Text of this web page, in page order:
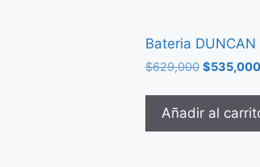
Bateria
$629,000 $535,000
Añadir al